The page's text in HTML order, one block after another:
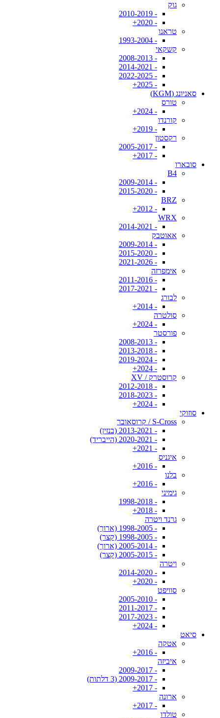
גוק
- 2010-2019
- 2020+
טראנו
- 1993-2004
קשקאי
- 2008-2013
- 2014-2021
- 2022-2025
- 2025+
סאניונג (KGM)
טורס
- 2024+
קורנדו
- 2019+
רקסטון
- 2005-2017
- 2017+
סובארו
B4
- 2009-2014
- 2015-2020
BRZ
- 2012+
WRX
- 2014-2021
אאוטבק
- 2009-2014
- 2015-2020
- 2021-2026
אימפרזה
- 2011-2016
- 2017-2021
לבורג
- 2014+
סולטרה
- 2024+
פורסטר
- 2008-2013
- 2013-2018
- 2019-2024
- 2024+
קרוסטרק / XV
- 2012-2018
- 2018-2023
- 2024+
סוזוקי
S-Cross / קרוסאובר
- 2013-2021 (בנזין)
- 2020-2021 (הייבריד)
- 2021+
איגניס
- 2016+
בלנו
- 2016+
גימיני
- 1998-2018
- 2018+
גרנד ויטרה
- 1998-2005 (ארוך)
- 1998-2005 (קצר)
- 2005-2014 (ארוך)
- 2005-2015 (קצר)
ויטרה
- 2014-2020
- 2020+
סוויפט
- 2005-2010
- 2011-2017
- 2017-2023
- 2024+
סיאט
אטקה
- 2016+
איביזה
- 2009-2017
- 2009-2017 (3 דלתות)
- 2017+
ארונה
- 2017+
טולדו